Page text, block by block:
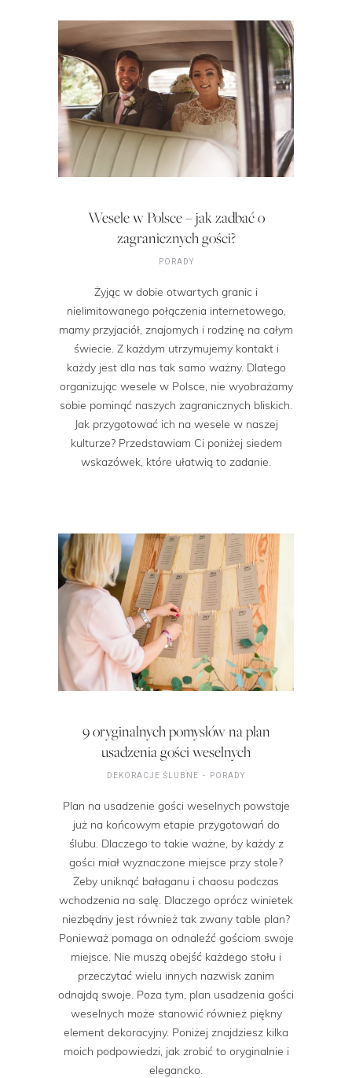
Wesele w Polsce – jak zadbać o
zagranicznych gości?
PORADY
Żyjąc w dobie otwartych granic i
nielimitowanego połączenia internetowego,
mamy przyjaciół, znajomych i rodzinę na całym
świecie. Z każdym utrzymujemy kontakt i
każdy jest dla nas tak samo ważny. Dlatego
organizując wesele w Polsce, nie wyobrażamy
sobie pominąć naszych zagranicznych bliskich.
Jak przygotować ich na wesele w naszej
kulturze? Przedstawiam Ci poniżej siedem
wskazówek, które ułatwią to zadanie.
9 oryginalnych pomysłów na plan
usadzenia gości weselnych
DEKORACJE ŚLUBNE PORADY
Plan na usadzenie gości weselnych powstaje
już na końcowym etapie przygotowań do
ślubu. Dlaczego to takie ważne, by każdy z
gości miał wyznaczone miejsce przy stole?
Żeby uniknąć bałaganu i chaosu podczas
wchodzenia na salę. Dlaczego oprócz winietek
niezbędny jest również tak zwany table plan?
Ponieważ pomaga on odnaleźć gościom swoje
miejsce. Nie muszą obejść każdego stołu i
przeczytać wielu innych nazwisk zanim
odnajdą swoje. Poza tym, plan usadzenia gości
weselnych może stanowić również piękny
element dekoracyjny. Poniżej znajdziesz kilka
moich podpowiedzi, jak zrobić to oryginalnie i
elegancko.